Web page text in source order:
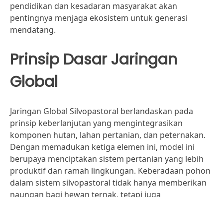
pendidikan dan kesadaran masyarakat akan
pentingnya menjaga ekosistem untuk generasi
mendatang.
Prinsip Dasar Jaringan
Global
Jaringan Global Silvopastoral berlandaskan pada
prinsip keberlanjutan yang mengintegrasikan
komponen hutan, lahan pertanian, dan peternakan.
Dengan memadukan ketiga elemen ini, model ini
berupaya menciptakan sistem pertanian yang lebih
produktif dan ramah lingkungan. Keberadaan pohon
dalam sistem silvopastoral tidak hanya memberikan
naungan bagi hewan ternak, tetapi juga